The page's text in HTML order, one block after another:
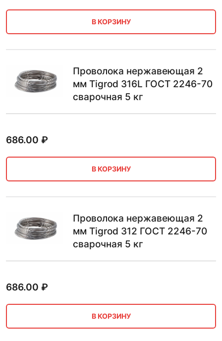
В КОРЗИНУ
Проволока нержавеющая 2
мм Tigrod 316L ГОСТ 2246-70
сварочная 5 кг
686.00 ₽
В КОРЗИНУ
Проволока нержавеющая 2
мм Tigrod 312 ГОСТ 2246-70
сварочная 5 кг
686.00 ₽
В КОРЗИНУ